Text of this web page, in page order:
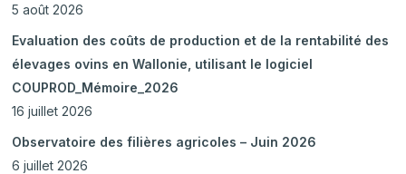
5 août 2026
Evaluation des coûts de production et de la rentabilité des
élevages ovins en Wallonie, utilisant le logiciel
COUPROD_Mémoire_2026
16 juillet 2026
Observatoire des filières agricoles – Juin 2026
6 juillet 2026